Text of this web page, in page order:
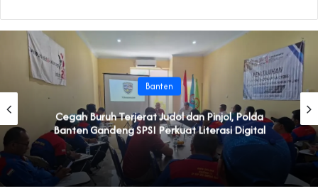
Banten
Cegah Buruh Terjerat Judol dan Pinjol, Polda
Banten Gandeng SPSI Perkuat Literasi Digital